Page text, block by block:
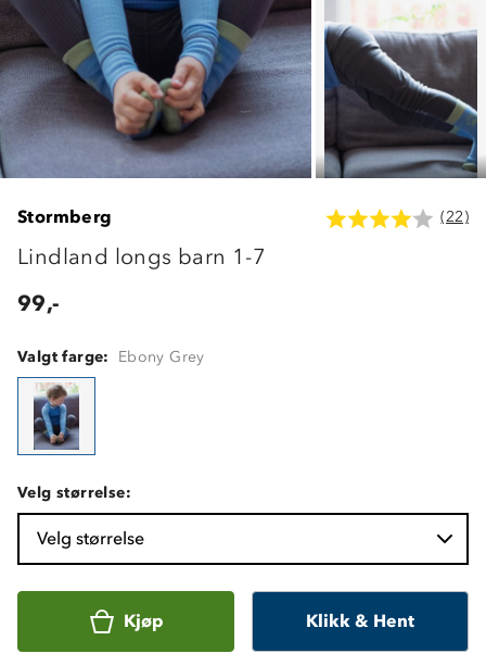
Stormberg (22)
Lindland longs barn 1-7
99,-
Valgt farge: Ebony Grey
Velg størrelse:
Velg størrelse
Kjøp Klikk & Hent